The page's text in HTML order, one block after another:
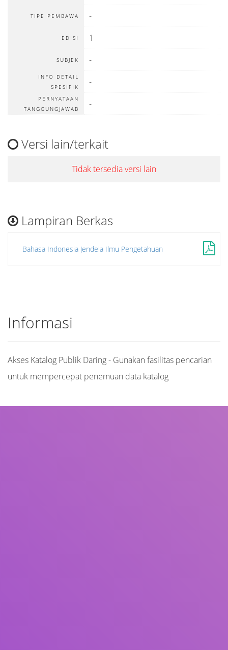
TIPE PEMBAWA -
EDISI 1
SUBJEK -
INFO DETAIL
SPESIFIK
-
PERNYATAAN
TANGGUNGJAWAB
-
Versi lain/terkait
Tidak tersedia versi lain
Lampiran Berkas
Bahasa Indonesia Jendela Ilmu Pengetahuan
Informasi
Akses Katalog Publik Daring - Gunakan fasilitas pencarian
untuk mempercepat penemuan data katalog